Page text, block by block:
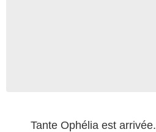
Tante Ophélia est arrivée.